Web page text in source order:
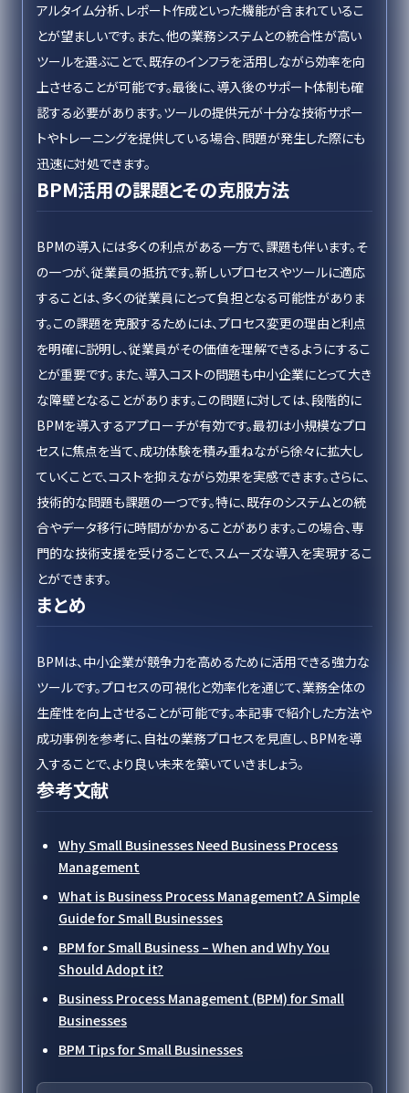
アルタイム分析、レポート作成といった機能が含まれているこ
とが望ましいです。また、他の業務システムとの統合性が高い
ツールを選ぶことで、既存のインフラを活用しながら効率を向
上させることが可能です。最後に、導入後のサポート体制も確
認する必要があります。ツールの提供元が十分な技術サポー
トやトレーニングを提供している場合、問題が発生した際にも
迅速に対処できます。
BPM活用の課題とその克服方法
BPMの導入には多くの利点がある一方で、課題も伴います。そ
の一つが、従業員の抵抗です。新しいプロセスやツールに適応
することは、多くの従業員にとって負担となる可能性がありま
す。この課題を克服するためには、プロセス変更の理由と利点
を明確に説明し、従業員がその価値を理解できるようにするこ
とが重要です。また、導入コストの問題も中小企業にとって大き
な障壁となることがあります。この問題に対しては、段階的に
BPMを導入するアプローチが有効です。最初は小規模なプロ
セスに焦点を当て、成功体験を積み重ねながら徐々に拡大し
ていくことで、コストを抑えながら効果を実感できます。さらに、
技術的な問題も課題の一つです。特に、既存のシステムとの統
合やデータ移行に時間がかかることがあります。この場合、専
門的な技術支援を受けることで、スムーズな導入を実現するこ
とができます。
まとめ
BPMは、中小企業が競争力を高めるために活用できる強力な
ツールです。プロセスの可視化と効率化を通じて、業務全体の
生産性を向上させることが可能です。本記事で紹介した方法や
成功事例を参考に、自社の業務プロセスを見直し、BPMを導
入することで、より良い未来を築いていきましょう。
参考文献
Why Small Businesses Need Business Process
Management
What is Business Process Management? A Simple
Guide for Small Businesses
BPM for Small Business – When and Why You
Should Adopt it?
Business Process Management (BPM) for Small
Businesses
BPM Tips for Small Businesses